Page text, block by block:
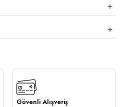
Güvenli Alışveriş